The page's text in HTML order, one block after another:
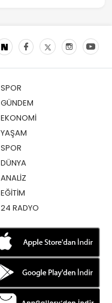
SPOR
GÜNDEM
EKONOMİ
YAŞAM
SPOR
DÜNYA
ANALİZ
EĞİTİM
24 RADYO